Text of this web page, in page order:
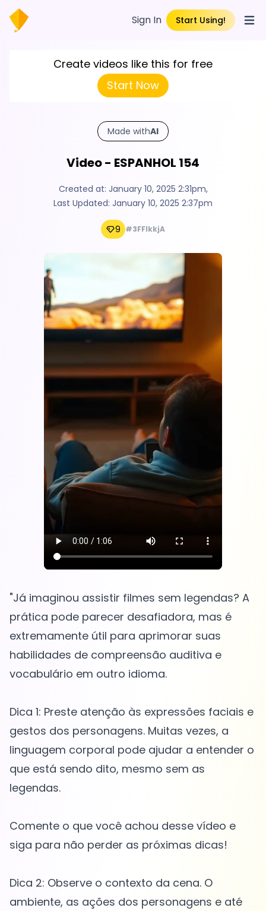
Sign In Start Using!
Create videos like this for free
Start Now
Made withAI
Video - ESPANHOL 154
Created at: January 10, 2025 2:31pm,
Last Updated: January 10, 2025 2:37pm
9 #3FFlkkjA
"Já imaginou assistir filmes sem legendas? A
prática pode parecer desafiadora, mas é
extremamente útil para aprimorar suas
habilidades de compreensão auditiva e
vocabulário em outro idioma.
Dica 1: Preste atenção às expressões faciais e
gestos dos personagens. Muitas vezes, a
linguagem corporal pode ajudar a entender o
que está sendo dito, mesmo sem as
legendas.
Comente o que você achou desse vídeo e
siga para não perder as próximas dicas!
Dica 2: Observe o contexto da cena. O
ambiente, as ações dos personagens e até